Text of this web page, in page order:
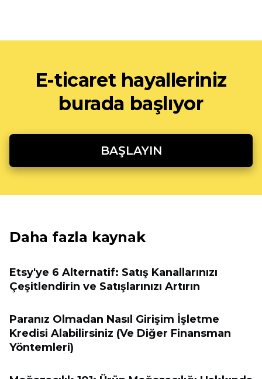
E-ticaret hayalleriniz
burada başlıyor
BAŞLAYIN
Daha fazla kaynak
Etsy'ye 6 Alternatif: Satış Kanallarınızı
Çeşitlendirin ve Satışlarınızı Artırın
Paranız Olmadan Nasıl Girişim İşletme
Kredisi Alabilirsiniz (Ve Diğer Finansman
Yöntemleri)